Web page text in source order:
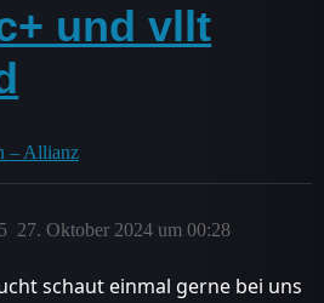
und vllt
– Allianz
27. Oktober 2024 um 00:28
5
schaut einmal gerne bei uns